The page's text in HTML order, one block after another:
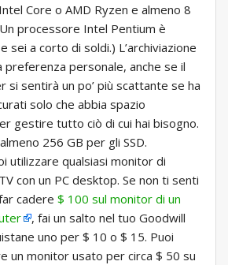
Core o AMD Ryzen e almeno 8
processore Intel Pentium è
sei a corto di soldi.) L’archiviazione
preferenza personale, anche se il
si sentirà un po’ più scattante se ha
solo che abbia spazio
gestire tutto ciò di cui hai bisogno.
256 GB per gli SSD.
utilizzare qualsiasi monitor di
con un PC desktop. Se non ti senti
cadere $ 100 sul monitor di un
, fai un salto nel tuo Goodwill
uno per $ 10 o $ 15. Puoi
un monitor usato per circa $ 50 su